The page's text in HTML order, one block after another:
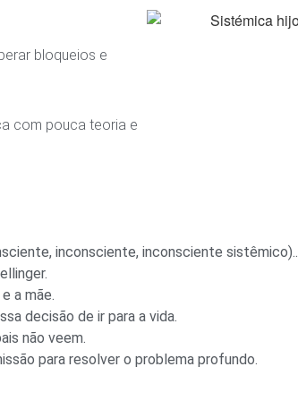
bloqueios e
com pouca teoria e
inconsciente, inconsciente sistêmico)..
a mãe.
decisão de ir para a vida.
não veem.
para resolver o problema profundo.